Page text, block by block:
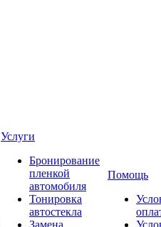
Услуги
Бронирование
пленкой
автомобиля
Тонировка
автостекла
Замена
Помощь